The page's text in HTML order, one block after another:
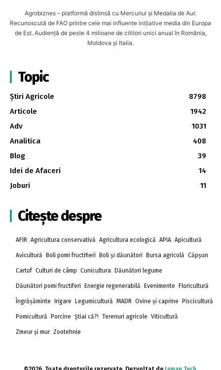
Agrobiznes – platformă distinsă cu Mercuriul și Medalia de Aur.
Recunoscută de FAO printre cele mai influente inițiative media din Europa
de Est. Audiență de peste 4 milioane de cititori unici anual în România,
Moldova și Italia.
Topic
Știri Agricole
8798
Articole
1942
Adv
1031
Analitica
408
Blog
39
Idei de Afaceri
14
Joburi
11
Citește despre
AFIR Agricultura conservativă Agricultura ecologică APIA Apicultură
Avicultură Boli pomi fructifieri Boli și dăunători Bursa agricolă Căpșun
Cartof Culturi de câmp Cunicultura Dăunători legume
Dăunători pomi fructiferi Energie regenerabilă Evenimente Floricultură
Îngrășăminte Irigare Legumicultură MADR Ovine și caprine Piscicultură
Pomicultură Porcine Știai că?! Terenuri agricole Viticultură
Zmeur și mur Zootehnie